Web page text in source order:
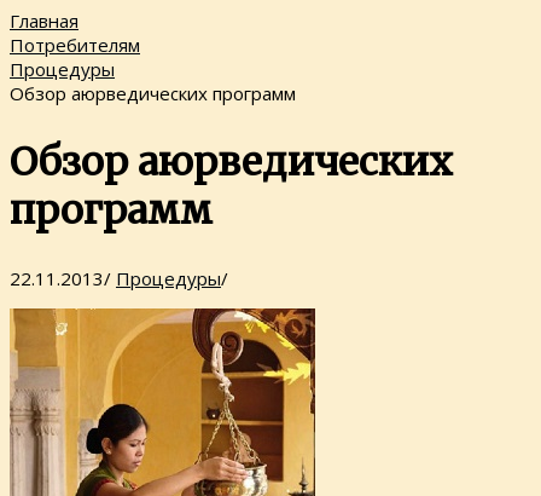
Главная
Потребителям
Процедуры
Обзор аюрведических программ
Обзор аюрведических
программ
22.11.2013/ Процедуры/